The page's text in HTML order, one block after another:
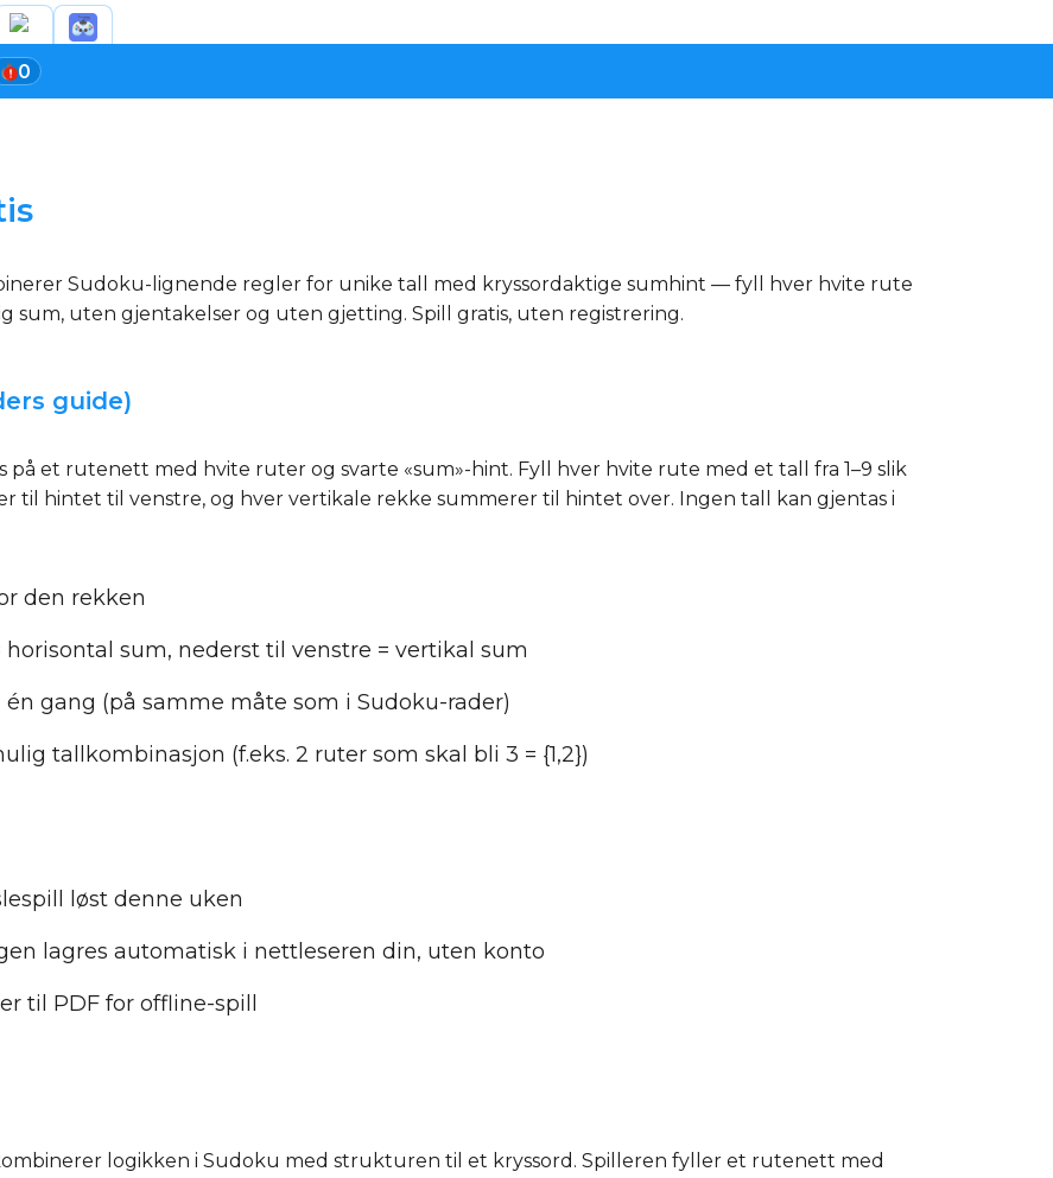
0
Sudoku-lignende regler for unike tall med kryssordaktige sumhint — fyll hver hvite rute
sum, uten gjentakelser og uten gjetting. Spill gratis, uten registrering.
guide)
på et rutenett med hvite ruter og svarte «sum»-hint. Fyll hver hvite rute med et tall fra 1–9 slik
til hintet til venstre, og hver vertikale rekke summerer til hintet over. Ingen tall kan gjentas i
den rekken
sum, nederst til venstre = vertikal sum
gang (på samme måte som i Sudoku-rader)
tallkombinasjon (f.eks. 2 ruter som skal bli 3 = {1,2})
løst denne uken
lagres automatisk i nettleseren din, uten konto
til PDF for offline-spill
logikken i Sudoku med strukturen til et kryssord. Spilleren fyller et rutenett med